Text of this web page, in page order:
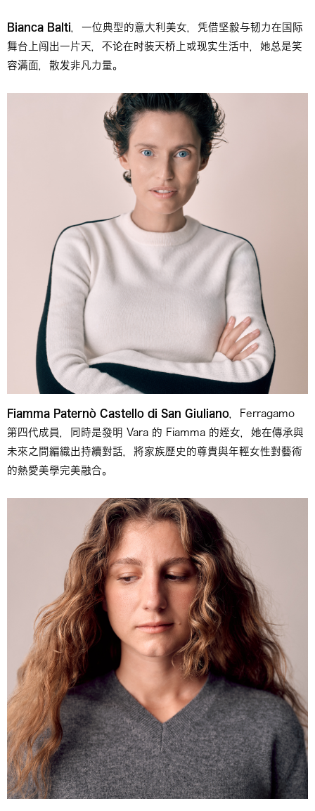
Bianca Balti ，一位典型的意大利美女，凭借坚毅与韧力在国际
舞台上闯出一片天，不论在时装天桥上或现实生活中，她总是笑
容满面，散发非凡力量。
Fiamma Paternò Castello di San Giuliano ，Ferragamo
第四代成員，同時是發明 Vara 的 Fiamma 的姪女，她在傳承與
未來之間編織出持續對話，將家族歷史的尊貴與年輕女性對藝術
的熱愛美學完美融合。